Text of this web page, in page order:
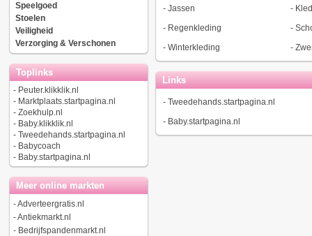
Speelgoed
Stoelen
Veiligheid
Verzorging & Verschonen
Toplinks
- Peuter.klikklik.nl
- Marktplaats.startpagina.nl
- Zoekhulp.nl
- Baby.klikklik.nl
- Tweedehands.startpagina.nl
- Babycoach
- Baby.startpagina.nl
Meer online markten
-Adverteergratis.nl
-Antiekmarkt.nl
- Bedrijfspandenmarkt.nl
- Jassen -
- Regenkleding -
- Winterkleding -
Links
- Tweedehands.startpagina.nl
- Baby.startpagina.nl